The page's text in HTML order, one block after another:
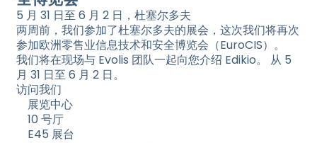
5 月 31 日至 6 月 2 日，杜塞尔多夫
两周前，我们参加了杜塞尔多夫的展会，这次我们将再次
参加欧洲零售业信息技术和安全博览会（EuroCIS）。
我们将在现场与 Evolis 团队一起向您介绍 Edikio。 从 5
月 31 日至 6 月 2 日。
访问我们
展览中心
10 号厅
E45 展台